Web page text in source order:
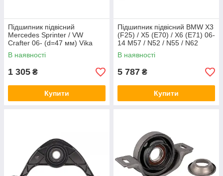
Підшипник підвісний
Mercedes Sprinter / VW
Crafter 06- (d=47 мм) Vika
55981337301
В наявності
1 305 ₴
Купити
Підшипник підвісний BMW X3
(F25) / X5 (E70) / X6 (E71) 06-
14 M57 / N52 / N55 / N62
BMW 26127558745
В наявності
5 787 ₴
Купити